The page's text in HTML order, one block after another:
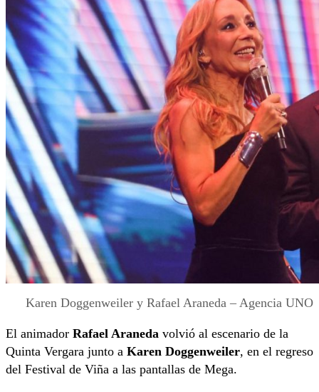
Karen Doggenweiler y Rafael Araneda – Agencia UNO
El animador Rafael Araneda volvió al escenario de la
Quinta Vergara junto a Karen Doggenweiler, en el regreso
del Festival de Viña a las pantallas de Mega.